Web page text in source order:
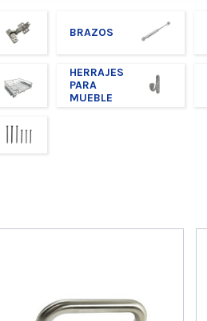
BRAZOS
HERRAJES
PARA
MUEBLE